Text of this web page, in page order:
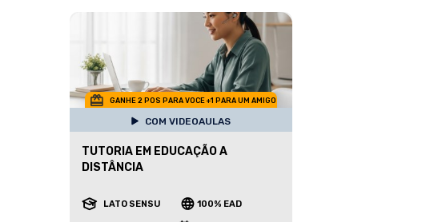
GANHE 2 POS PARA VOCE +1 PARA UM AMIGO
COM VIDEOAULAS
TUTORIA EM EDUCAÇÃO A
DISTÂNCIA
LATO SENSU 100% EAD